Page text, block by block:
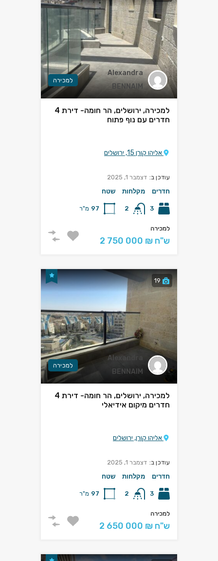
Alexandra
BENNAIM
למכירה
למכירה, ירושלים, הר חומה- דירת 4
חדרים עם נוף פתוח
אליהו קורן 15, ירושלים
עודכן ב: דצמבר 1, 2025
חדרים
3
מקלחות
2
שטח
97 מ"ר
למכירה
2 750 000 ₪ ש"ח
19
Alexandra
BENNAIM
למכירה
למכירה, ירושלים, הר חומה- דירת 4
חדרים מיקום אידיאלי
אליהו קורן, ירושלים
עודכן ב: דצמבר 1, 2025
חדרים
3
מקלחות
2
שטח
97 מ"ר
למכירה
2 650 000 ₪ ש"ח